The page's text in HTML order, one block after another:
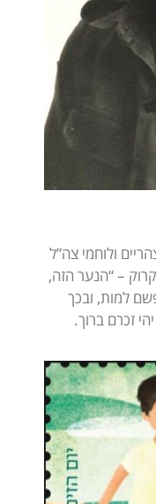
ולוחמי צה”ל
– “הנער הזה,
למות, ובכך
זכרם ברוך.